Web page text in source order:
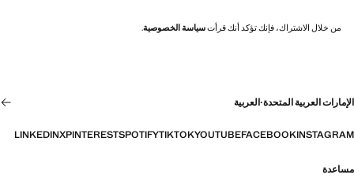
من خلال الاشتراك، فإنك تؤكد أنك قرأتسياسة الخصوصية.
الإمارات العربية المتحدة·العربية
INSTAGRAM
FACEBOOK
YOUTUBE
TIKTOK
SPOTIFY
PINTEREST
X
LINKEDIN
مساعدة